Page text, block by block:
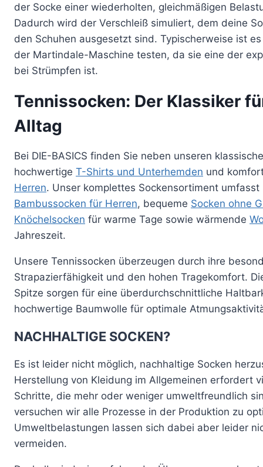
der Socke einer wiederholten, gleichmäßigen
Dadurch wird der Verschleiß simuliert, dem deine
den Schuhen ausgesetzt sind. Typischerweise ist
der Martindale-Maschine testen, da sie eine der
bei Strümpfen ist.
Tennissocken: Der Klassiker
Alltag
Bei DIE-BASICS finden Sie neben unseren
hochwertige T-Shirts und Unterhemden und
Herren. Unser komplettes Sockensortiment
Bambussocken für Herren, bequeme Socken ohne
Knöchelsocken für warme Tage sowie wärmende
Jahreszeit.
Unsere Tennissocken überzeugen durch ihre
Strapazierfähigkeit und den hohen Tragekomfort.
Spitze sorgen für eine überdurchschnittliche
hochwertige Baumwolle für optimale
NACHHALTIGE SOCKEN?
Es ist leider nicht möglich, nachhaltige Socken
Herstellung von Kleidung im Allgemeinen erfordert
Schritte, die mehr oder weniger umweltfreundlich
versuchen wir alle Prozesse in der Produktion zu
Umweltbelastungen lassen sich dabei aber leider
vermeiden.